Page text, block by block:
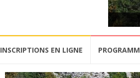
INSCRIPTIONS EN LIGNE